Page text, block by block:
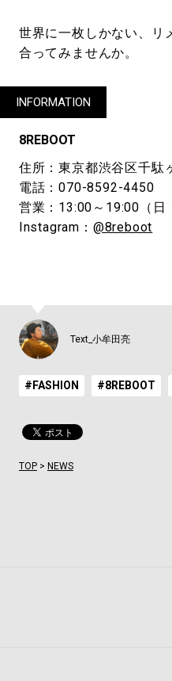
世界に一枚しかない、リ
合ってみませんか。
INFORMATION
8REBOOT
住所：東京都渋谷区千駄
電話：070-8592-4450
営業：13:00～19:00（日
Instagram： @8reboot
Text_小牟田亮
#FASHION #8REBOOT
TOP> NEWS